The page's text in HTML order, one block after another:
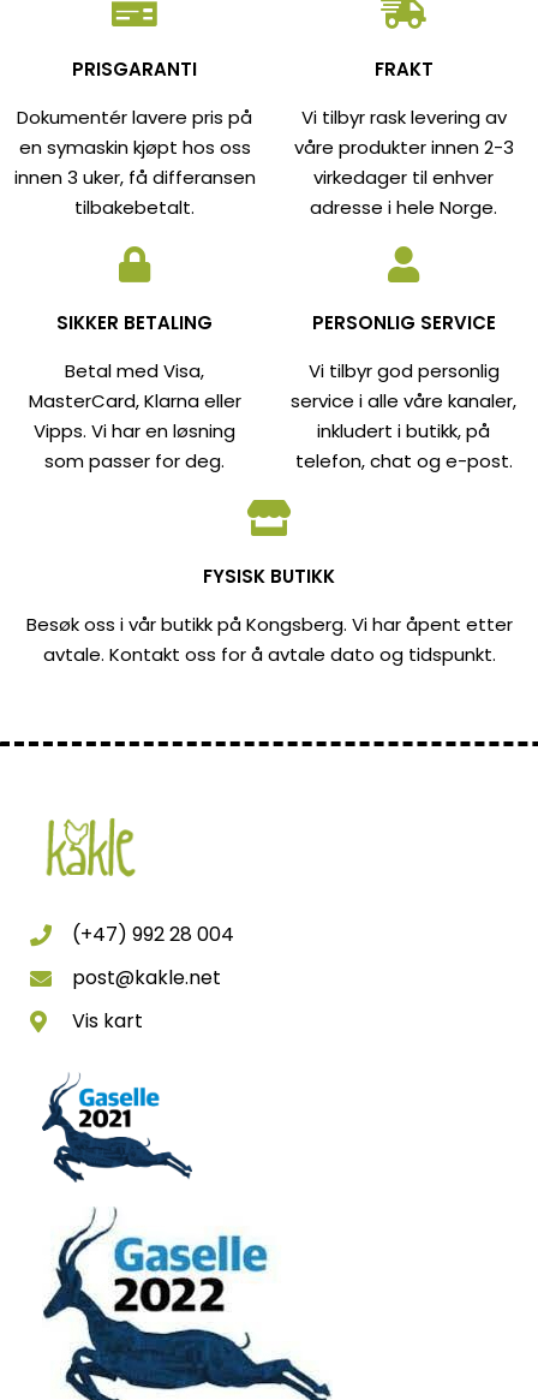
PRISGARANTI
Dokumentér lavere pris på
en symaskin kjøpt hos oss
innen 3 uker, få differansen
tilbakebetalt.
FRAKT
Vi tilbyr rask levering av
våre produkter innen 2-3
virkedager til enhver
adresse i hele Norge.
SIKKER BETALING
Betal med Visa,
MasterCard, Klarna eller
Vipps. Vi har en løsning
som passer for deg.
PERSONLIG SERVICE
Vi tilbyr god personlig
service i alle våre kanaler,
inkludert i butikk, på
telefon, chat og e-post.
FYSISK BUTIKK
Besøk oss i vår butikk på Kongsberg. Vi har åpent etter
avtale. Kontakt oss for å avtale dato og tidspunkt.
(+47) 992 28 004
post@kakle.net
Vis kart